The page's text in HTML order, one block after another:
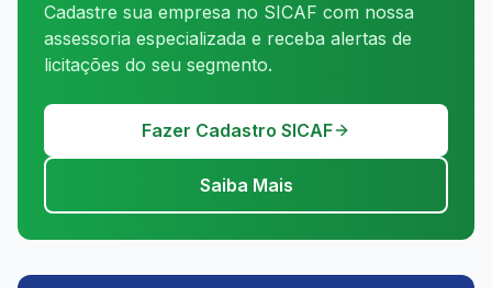
Cadastre sua empresa no SICAF com nossa
assessoria especializada e receba alertas de
licitações do seu segmento.
Fazer Cadastro SICAF
Saiba Mais